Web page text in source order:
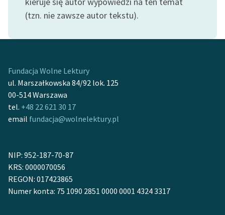
Kolekcje edukacyjne
do domeny publicznej,
Odkurzamy bohaterów
Szkoła Poezji Wolnych
Lektur
Kontakt
O projekcie
(tzn. nie zawsze autor tekstu).
Fundacja Wolne Lektury
ul. Marszałkowska 84/92 lok. 125
00-514 Warszawa
tel. +48 22 621 30 17
email fundacja@wolnelektury.pl
NIP: 952-187-70-87
KRS: 0000070056
REGON: 017423865
Numer konta: 75 1090 2851 0000 0001 4324 3317